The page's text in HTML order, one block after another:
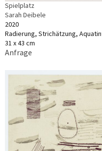
Spielplatz
Sarah Deibele
2020
Radierung, Strichätzung,
31 x 43 cm
Anfrage